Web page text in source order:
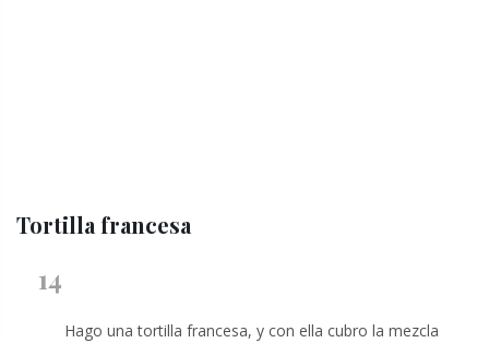
Tortilla francesa
14
Hago una tortilla francesa, y con ella cubro la mezcla